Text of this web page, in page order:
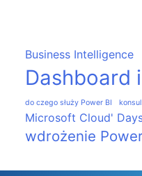
Business Intelligence
Dashboard
do czego służy Power BI
Microsoft Cloud'
wdrożenie